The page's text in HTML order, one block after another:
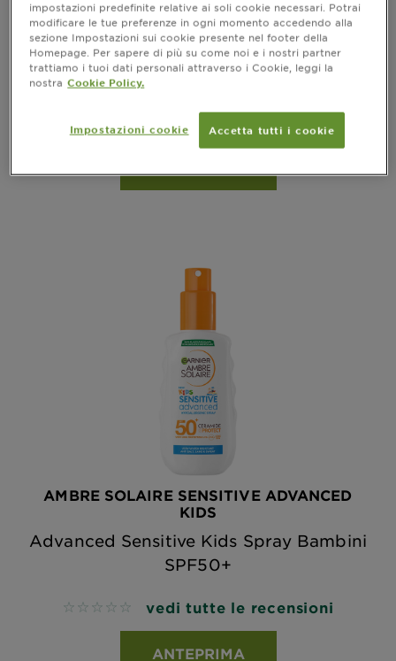
AMBRE SOLAIRE SENSITIVE ADVANCED
KIDS
Advanced Sensitive Kids Gachette
SPF50+ 300ml
No reviews vedi tutte le recensioni
AMBRE SOLAIRE SENSITIVE ADVANCED
KIDS
Advanced Sensitive Kids Spray Bambini
SPF50+
No reviews vedi tutte le recensioni
ANTEPRIMA
impostazioni predefinite relative ai soli cookie necessari. Potrai
modificare le tue preferenze in ogni momento accedendo alla
sezione Impostazioni sui cookie presente nel footer della
Homepage. Per sapere di più su come noi e i nostri partner
trattiamo i tuoi dati personali attraverso i Cookie, leggi la
nostra Cookie Policy.
Impostazioni cookie Accetta tutti i cookie